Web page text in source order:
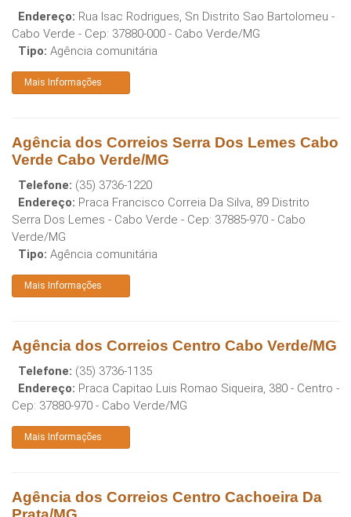
Endereço: Rua Isac Rodrigues, Sn Distrito Sao Bartolomeu -
Cabo Verde - Cep: 37880-000 - Cabo Verde/MG
Tipo: Agência comunitária
Mais Informações
Agência dos Correios Serra Dos Lemes Cabo
Verde Cabo Verde/MG
Telefone: (35) 3736-1220
Endereço: Praca Francisco Correia Da Silva, 89 Distrito
Serra Dos Lemes - Cabo Verde - Cep: 37885-970 - Cabo
Verde/MG
Tipo: Agência comunitária
Mais Informações
Agência dos Correios Centro Cabo Verde/MG
Telefone: (35) 3736-1135
Endereço: Praca Capitao Luis Romao Siqueira, 380 - Centro -
Cep: 37880-970 - Cabo Verde/MG
Mais Informações
Agência dos Correios Centro Cachoeira Da